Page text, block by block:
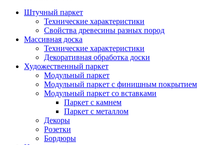
Штучный паркет
Технические характеристики
Свойства древесины разных пород
Массивная доска
Технические характеристики
Декоративная обработка доски
Художественный паркет
Модульный паркет
Модульный паркет с финишным покрытием
Модульный паркет со вставками
Паркет с камнем
Паркет с металлом
Декоры
Розетки
Бордюры